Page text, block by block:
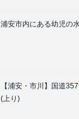
浦安市内にある幼児の
【浦安・市川】国道
(上り)